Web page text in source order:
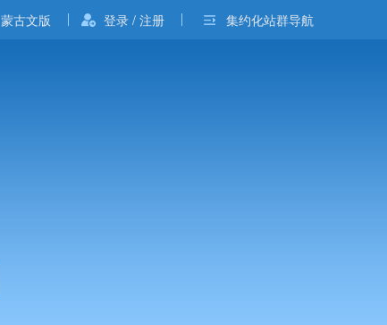
蒙古文版 登录 / 注册 集约化站群导航